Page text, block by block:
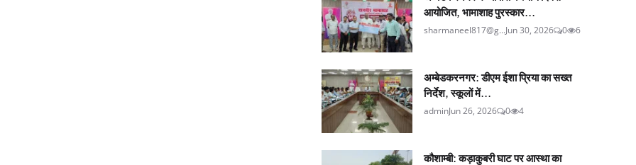
आयोजित, भामाशाह पुरस्कार...
sharmaneel817@g...Jun 30, 2026 0 6
अम्बेडकरनगर: डीएम ईशा प्रिया का सख्त
निर्देश, स्कूलों में...
adminJun 26, 2026 0 4
कौशाम्बी: कड़ाकुबरी घाट पर आस्था का